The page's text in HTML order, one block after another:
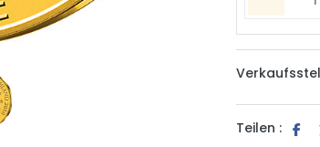
Teilen :